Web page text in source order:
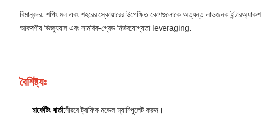
বিমানবন্দর, শপিং মল এবং শহরের স্কোয়ারের উপেক্ষিত কোণগুলোকে অত্যন্ত লাভজনক
আকর্ষণীয় ভিজ্যুয়াল এবং সামরিক-গ্রেড নির্ভরযোগ্যতা leveraging.
বৈশিষ্ট্যঃ
মার্কেটিং বার্তা:নীরবে ট্রাফিক মডেল ম্যানিপুলেট করুন।